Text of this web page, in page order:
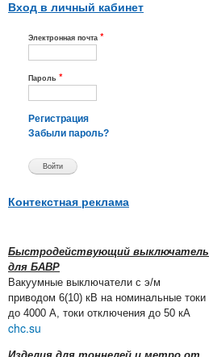
Вход в личный кабинет
Электронная почта *
Пароль *
Регистрация
Забыли пароль?
Контекстная реклама
Быстродействующий выключатель
для БАВР
Вакуумные выключатели с э/м
приводом 6(10) кВ на номинальные токи
до 4000 А, токи отключения до 50 кА
chc.su